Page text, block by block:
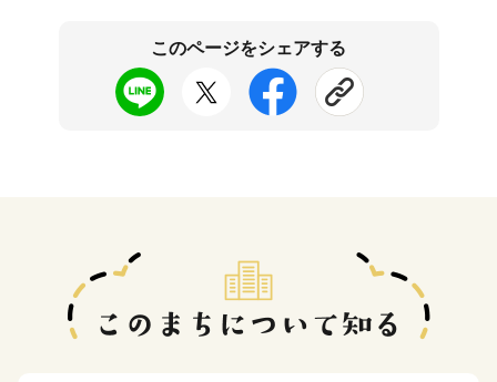
このページをシェアする